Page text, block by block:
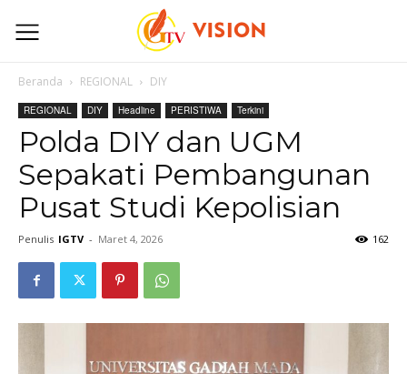
Beranda REGIONAL DIY
REGIONAL DIY Headline PERISTIWA Terkini
Polda DIY dan UGM
Sepakati Pembangunan
Pusat Studi Kepolisian
Penulis IGTV - Maret 4, 2026 162